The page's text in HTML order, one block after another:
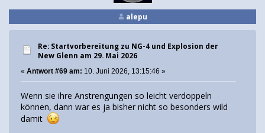
alepu
Re: Startvorbereitung zu NG-4 und Explosion der
New Glenn am 29. Mai 2026
« Antwort #69 am: 10. Juni 2026, 13:15:46 »
Wenn sie ihre Anstrengungen so leicht verdoppeln
können, dann war es ja bisher nicht so besonders wild
damit